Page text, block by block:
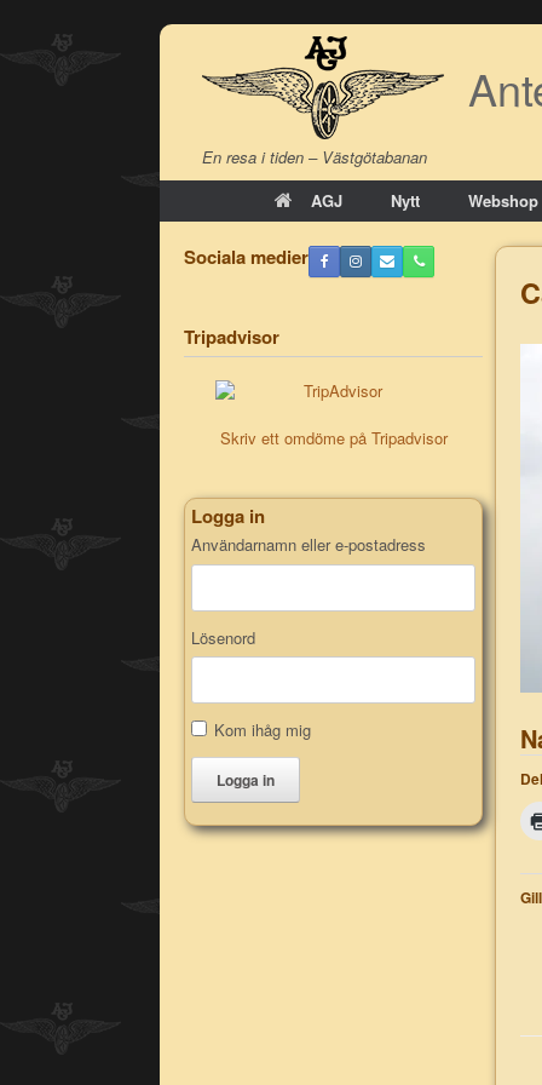
Skip
content
En resa i tiden – Västgötabanan
AGJ
Nytt Webshop
Sociala medier
Tripadvisor
Skriv ett omdöme på Tripadvisor
Logga in
Användarnamn eller e-postadress
Lösenord
Kom ihåg mig
Logga in